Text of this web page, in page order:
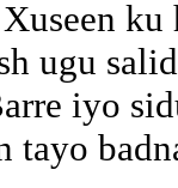
ku
ugu
iyo
tayo